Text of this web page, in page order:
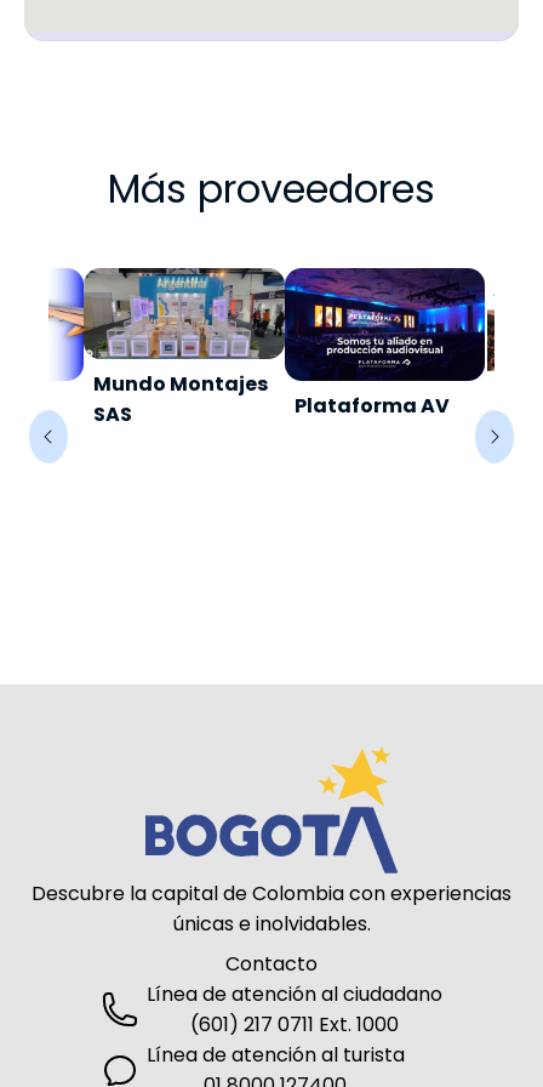
Más proveedores
Mundo Montajes
SAS
Plataforma AV
Descubre la capital de Colombia con experiencias
únicas e inolvidables.
Contacto
Línea de atención al ciudadano
(601) 217 0711 Ext. 1000
Línea de atención al turista